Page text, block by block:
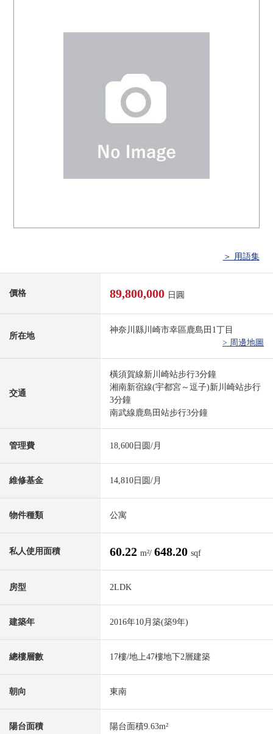
＞ 用語集
價格 89,800,000 日圓
所在地
神奈川縣川崎市幸區鹿島田1丁目
> 周邊地圖
交通
橫須賀線新川崎站步行3分鐘
湘南新宿線(宇都宮～逗子)新川崎站步行
3分鐘
南武線鹿島田站步行3分鐘
管理費 18,600日圆/月
維修基金 14,810日圆/月
物件種類 公寓
私人使用面積 60.22 m²/ 648.20 sqf
房型 2LDK
建築年 2016年10月築(築9年)
總樓層數 17樓/地上47樓地下2層建築
朝向 東南
陽台面積 陽台面積9.63m²